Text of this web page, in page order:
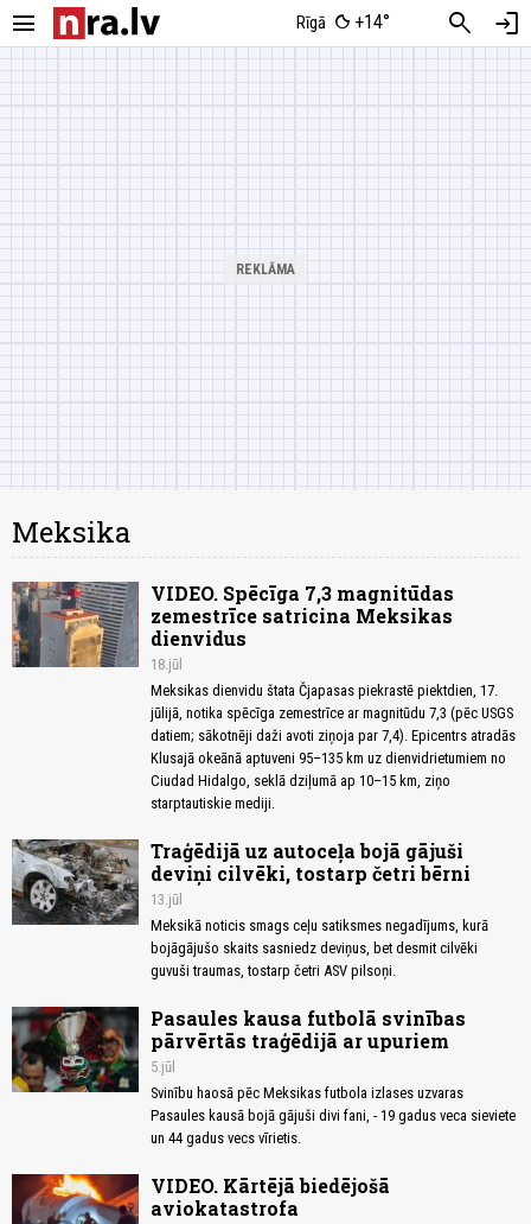
menu Rīgā +14° search login
Meksika
VIDEO. Spēcīga 7,3 magnitūdas
zemestrīce satricina Meksikas
dienvidus
18.jūl
Meksikas dienvidu štata Čjapasas piekrastē piektdien, 17.
jūlijā, notika spēcīga zemestrīce ar magnitūdu 7,3 (pēc USGS
datiem; sākotnēji daži avoti ziņoja par 7,4). Epicentrs atradās
Klusajā okeānā aptuveni 95–135 km uz dienvidrietumiem no
Ciudad Hidalgo, seklā dziļumā ap 10–15 km, ziņo
starptautiskie mediji.
Traģēdijā uz autoceļa bojā gājuši
deviņi cilvēki, tostarp četri bērni
13.jūl
Meksikā noticis smags ceļu satiksmes negadījums, kurā
bojāgājušo skaits sasniedz deviņus, bet desmit cilvēki
guvuši traumas, tostarp četri ASV pilsoņi.
Pasaules kausa futbolā svinības
pārvērtās traģēdijā ar upuriem
5.jūl
Svinību haosā pēc Meksikas futbola izlases uzvaras
Pasaules kausā bojā gājuši divi fani, - 19 gadus veca sieviete
un 44 gadus vecs vīrietis.
VIDEO. Kārtējā biedējošā
aviokatastrofa